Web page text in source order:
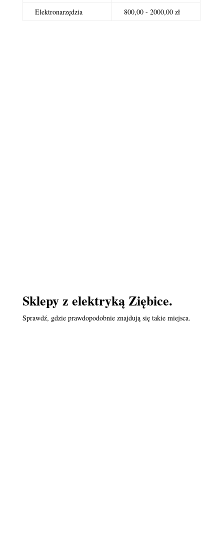
Elektronarzędzia
800,00 - 2000,00 zł
Sklepy z elektryką Ziębice.
Sprawdź, gdzie prawdopodobnie znajdują się takie miejsca.